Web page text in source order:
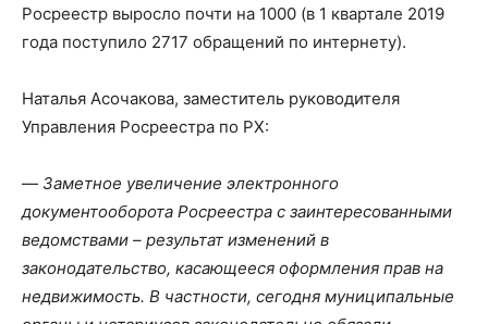
Росреестр выросло почти на 1000 (в 1 квартале 2019
года поступило 2717 обращений по интернету).
Наталья Асочакова, заместитель руководителя
Управления Росреестра по РХ:
— Заметное увеличение электронного
документооборота Росреестра с заинтересованными
ведомствами – результат изменений в
законодательство, касающееся оформления прав на
недвижимость. В частности, сегодня муниципальные